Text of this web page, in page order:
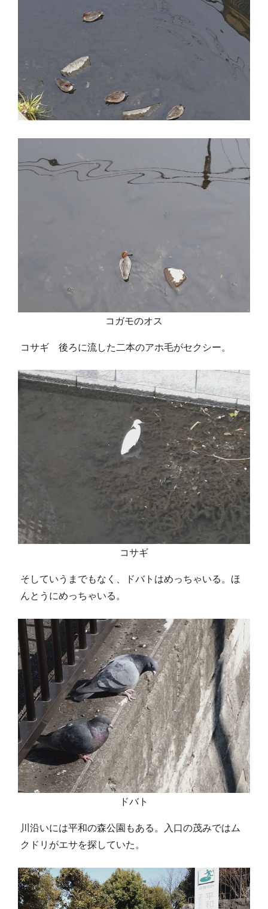
コガモのオス
コサギ 後ろに流した二本のアホ毛がセクシー。
コサギ
そしていうまでもなく、ドバトはめっちゃいる。ほ
んとうにめっちゃいる。
ドバト
川沿いには平和の森公園もある。入口の茂みではム
クドリがエサを探していた。